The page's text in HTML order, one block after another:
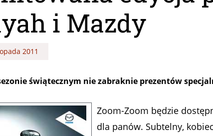
i Mazdy
2011
świątecznym nie zabraknie prezentów
Zoom-Zoom będzie
dla panów. Subtelny,